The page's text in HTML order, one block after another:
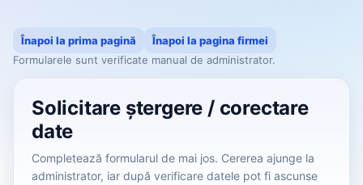
Înapoi la prima pagină
Înapoi la pagina firmei
Formularele sunt verificate manual de administrator.
Solicitare ștergere / corectare
date
Completează formularul de mai jos. Cererea ajunge la
administrator, iar după verificare datele pot fi ascunse